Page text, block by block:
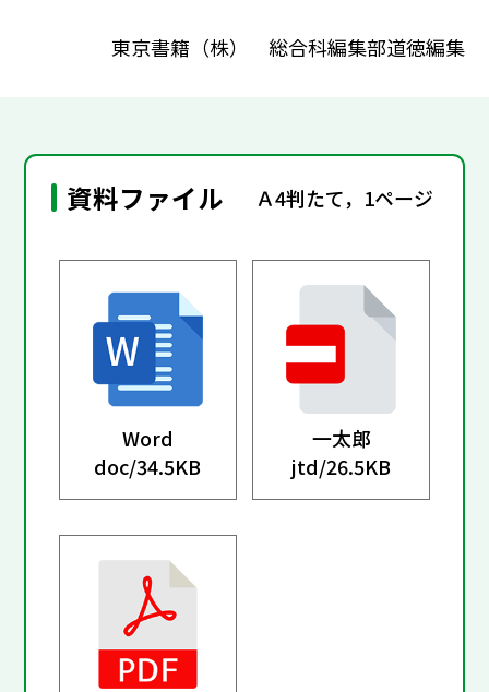
東京書籍（株） 総合科編集部道徳編集
資料ファイル Ａ4判たて，1ページ
Word
doc/34.5KB
一太郎
jtd/26.5KB